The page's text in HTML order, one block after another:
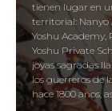
tienen lugar en
territorial: Nanyo
Yoshu Academy,
Yoshu Private
joyas sagradas
los guerreros de
hace 1800 años,